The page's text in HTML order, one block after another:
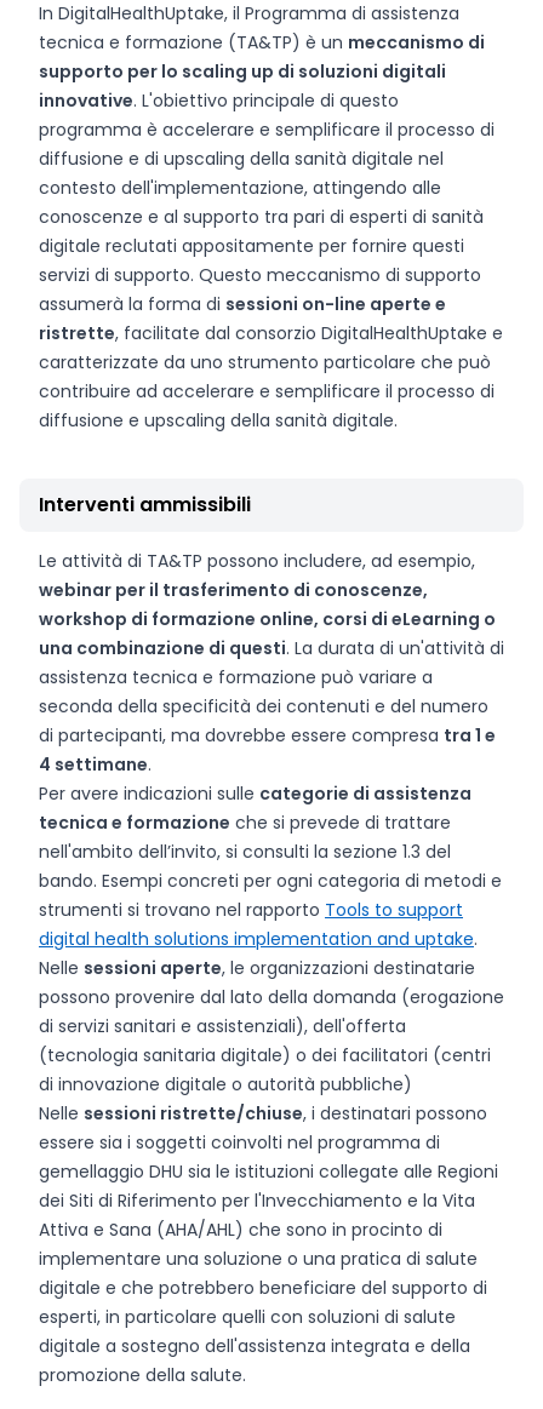
In DigitalHealthUptake, il Programma di assistenza
tecnica e formazione (TA&TP) è un meccanismo di
supporto per lo scaling up di soluzioni digitali
innovative. L'obiettivo principale di questo
programma è accelerare e semplificare il processo di
diffusione e di upscaling della sanità digitale nel
contesto dell'implementazione, attingendo alle
conoscenze e al supporto tra pari di esperti di sanità
digitale reclutati appositamente per fornire questi
servizi di supporto. Questo meccanismo di supporto
assumerà la forma di sessioni on-line aperte e
ristrette, facilitate dal consorzio DigitalHealthUptake e
caratterizzate da uno strumento particolare che può
contribuire ad accelerare e semplificare il processo di
diffusione e upscaling della sanità digitale.
Interventi ammissibili
Le attività di TA&TP possono includere, ad esempio,
webinar per il trasferimento di conoscenze,
workshop di formazione online, corsi di eLearning o
una combinazione di questi. La durata di un'attività di
assistenza tecnica e formazione può variare a
seconda della specificità dei contenuti e del numero
di partecipanti, ma dovrebbe essere compresa tra 1 e
4 settimane.
Per avere indicazioni sulle categorie di assistenza
tecnica e formazione che si prevede di trattare
nell'ambito dell’invito, si consulti la sezione 1.3 del
bando. Esempi concreti per ogni categoria di metodi e
strumenti si trovano nel rapporto Tools to support
digital health solutions implementation and uptake.
Nelle sessioni aperte, le organizzazioni destinatarie
possono provenire dal lato della domanda (erogazione
di servizi sanitari e assistenziali), dell'offerta
(tecnologia sanitaria digitale) o dei facilitatori (centri
di innovazione digitale o autorità pubbliche)
Nelle sessioni ristrette/chiuse, i destinatari possono
essere sia i soggetti coinvolti nel programma di
gemellaggio DHU sia le istituzioni collegate alle Regioni
dei Siti di Riferimento per l'Invecchiamento e la Vita
Attiva e Sana (AHA/AHL) che sono in procinto di
implementare una soluzione o una pratica di salute
digitale e che potrebbero beneficiare del supporto di
esperti, in particolare quelli con soluzioni di salute
digitale a sostegno dell'assistenza integrata e della
promozione della salute.